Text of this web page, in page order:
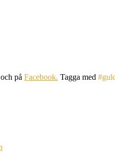
och på Facebook. Tagga med